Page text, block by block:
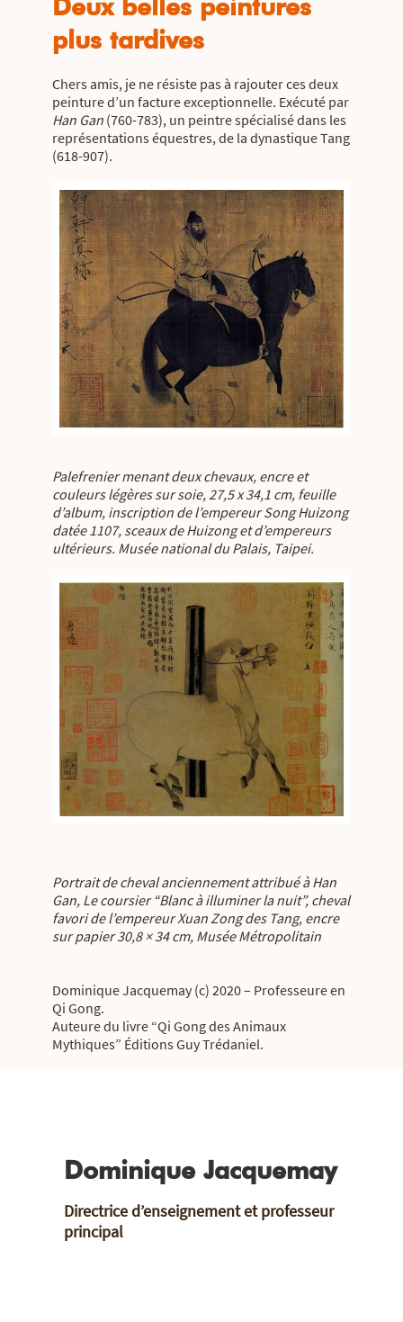
Deux belles peintures
plus tardives
Chers amis, je ne résiste pas à rajouter ces deux
peinture d’un facture exceptionnelle. Exécuté par
Han Gan (760-783), un peintre spécialisé dans les
représentations équestres, de la dynastique Tang
(618-907).
Palefrenier menant deux chevaux, encre et
couleurs légères sur soie, 27,5 x 34,1 cm, feuille
d’album, inscription de l’empereur Song Huizong
datée 1107, sceaux de Huizong et d’empereurs
ultérieurs. Musée national du Palais, Taipei.
Portrait de cheval anciennement attribué à Han
Gan, Le coursier “Blanc à illuminer la nuit”, cheval
favori de l’empereur Xuan Zong des Tang, encre
sur papier 30,8 × 34 cm, Musée Métropolitain
Dominique Jacquemay (c) 2020 – Professeure en
Qi Gong.
Auteure du livre “Qi Gong des Animaux
Mythiques” Éditions Guy Trédaniel.
Dominique Jacquemay
Directrice d’enseignement et professeur
principal